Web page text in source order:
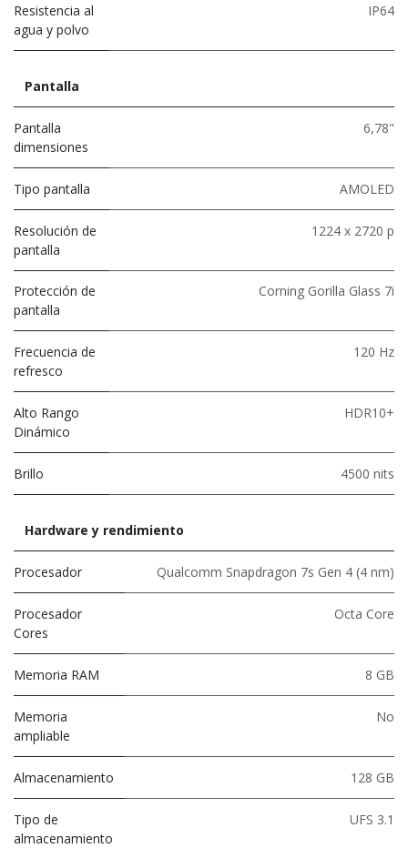
Resistencia al
agua y polvo
IP64
Pantalla
Pantalla
dimensiones
6,78"
Tipo pantalla AMOLED
Resolución de
pantalla
1224 x 2720 p
Protección de
pantalla
Corning Gorilla Glass 7i
Frecuencia de
refresco
120 Hz
Alto Rango
Dinámico
HDR10+
Brillo 4500 nits
Hardware y rendimiento
Procesador Qualcomm Snapdragon 7s Gen 4 (4 nm)
Procesador
Cores
Octa Core
Memoria RAM 8 GB
Memoria
ampliable
No
Almacenamiento 128 GB
Tipo de
almacenamiento
UFS 3.1